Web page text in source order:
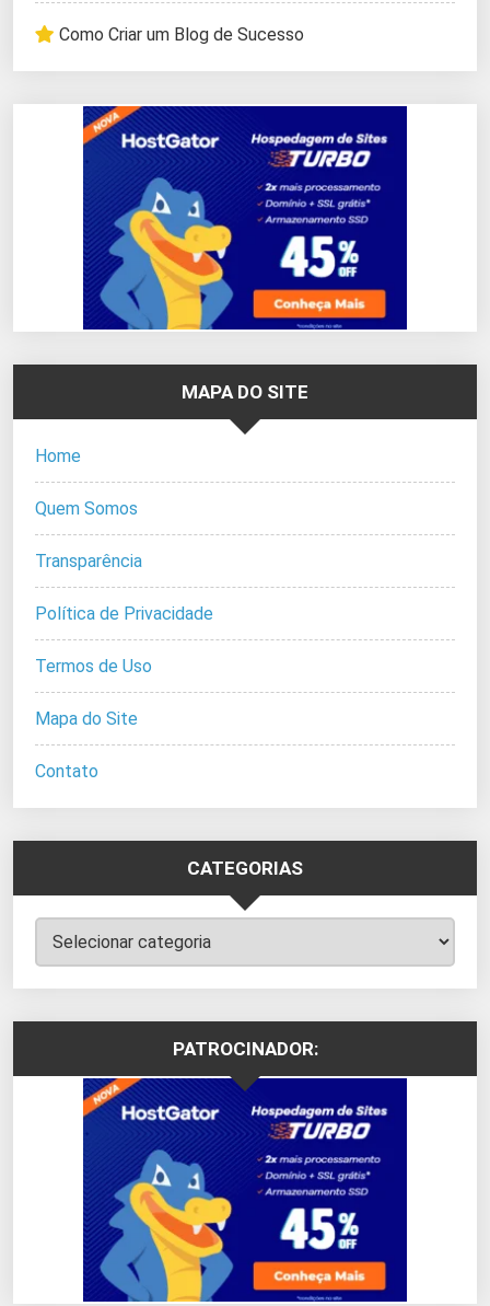
Como Criar um Blog de Sucesso
MAPA DO SITE
Home
Quem Somos
Transparência
Política de Privacidade
Termos de Uso
Mapa do Site
Contato
CATEGORIAS
Categorias
PATROCINADOR: